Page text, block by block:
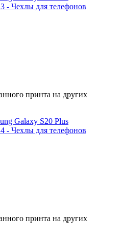
принта на других
принта на других